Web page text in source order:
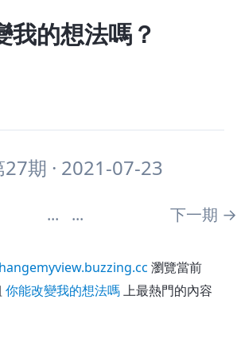
我的想法嗎？
27期 · 2021-07-23
... ... 下一期 →
瀏覽當前
你能改變我的想法嗎上最熱門的內容